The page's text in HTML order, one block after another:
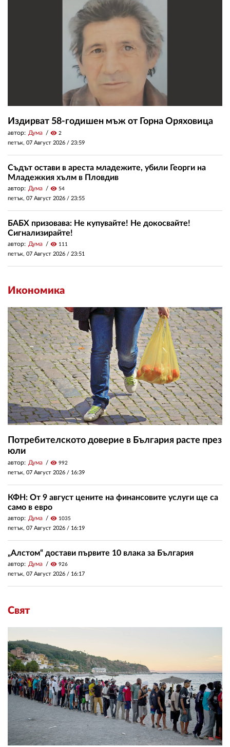
Издирват 58-годишен мъж от Горна Оряховица
автор: Дума visibility 2
петък, 07 Август 2026 / 23:59
Съдът остави в ареста младежите, убили Георги на
Младежкия хълм в Пловдив
автор: Дума visibility 54
петък, 07 Август 2026 / 23:55
БАБХ призовава: Не купувайте! Не докосвайте!
Сигнализирайте!
автор: Дума visibility 111
петък, 07 Август 2026 / 23:51
Икономика
Потребителското доверие в България расте през
юли
автор: Дума visibility 992
петък, 07 Август 2026 / 16:39
КФН: От 9 август цените на финансовите услуги ще са
само в евро
автор: Дума visibility 1035
петък, 07 Август 2026 / 16:19
„Алстом“ достави първите 10 влака за България
автор: Дума visibility 926
петък, 07 Август 2026 / 16:17
Свят